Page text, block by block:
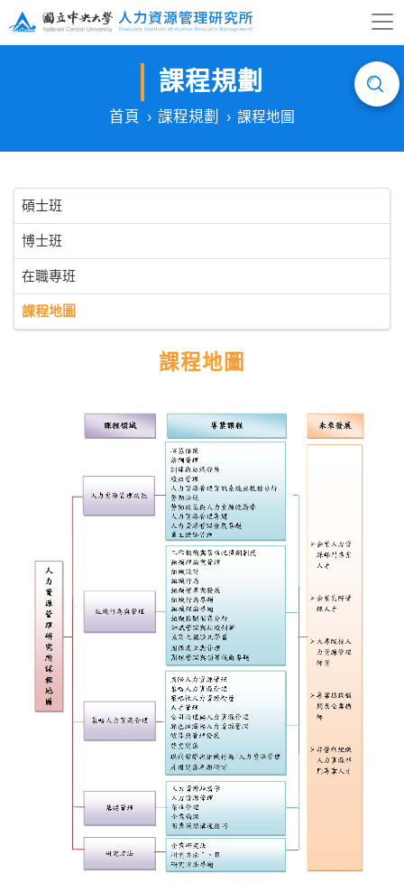
課程規劃
首頁 課程規劃 課程地圖
碩士班
博士班
在職專班
課程地圖
課程地圖